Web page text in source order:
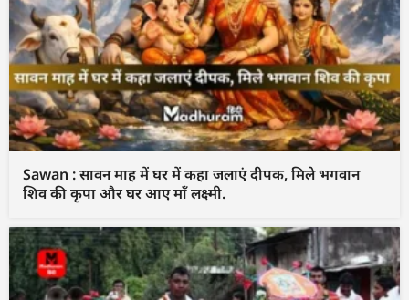
Sawan : सावन माह में घर में कहा जलाएं दीपक, मिले भगवान
शिव की कृपा और घर आए माँ लक्ष्मी.